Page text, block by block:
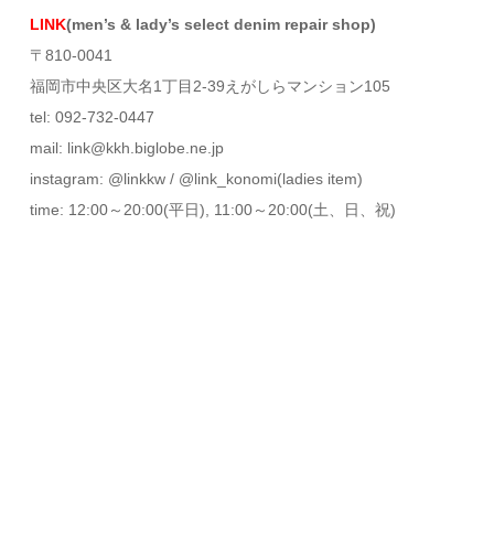
LINK(men’s & lady’s select denim repair shop)
〒810-0041
福岡市中央区大名1丁目2-39えがしらマンション105
tel: 092-732-0447
mail: link@kkh.biglobe.ne.jp
instagram: @linkkw / @link_konomi(ladies item)
time: 12:00～20:00(平日), 11:00～20:00(土、日、祝)